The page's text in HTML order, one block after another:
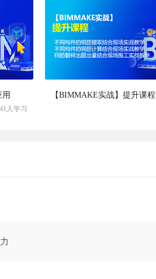
用
人学习
【BIMMAKE实战】提升课程